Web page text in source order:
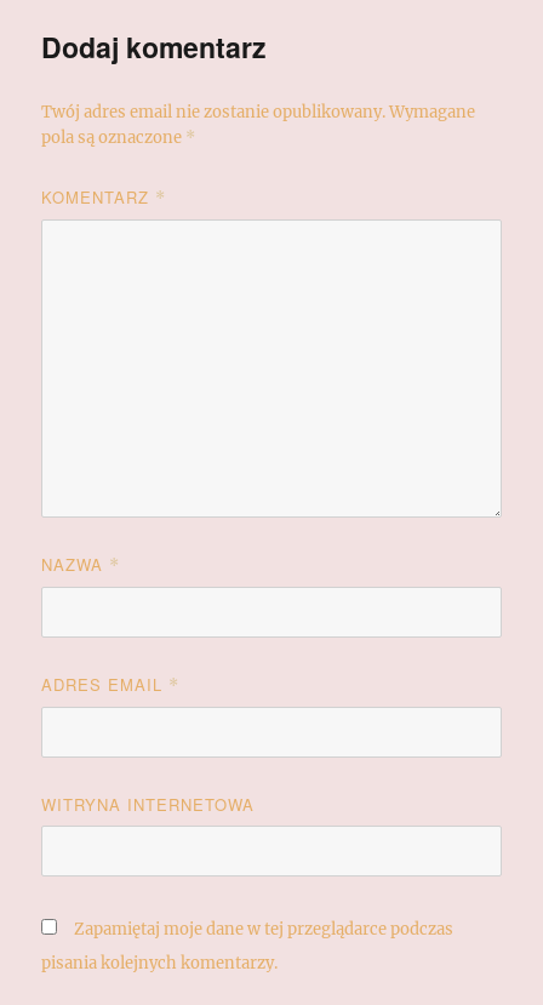
Dodaj komentarz
Twój adres email nie zostanie opublikowany. Wymagane
pola są oznaczone *
KOMENTARZ *
NAZWA *
ADRES EMAIL *
WITRYNA INTERNETOWA
Zapamiętaj moje dane w tej przeglądarce podczas
pisania kolejnych komentarzy.